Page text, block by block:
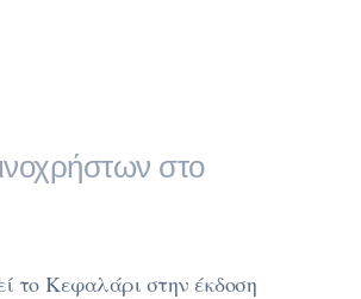
στο
το Κεφαλάρι στην έκδοση